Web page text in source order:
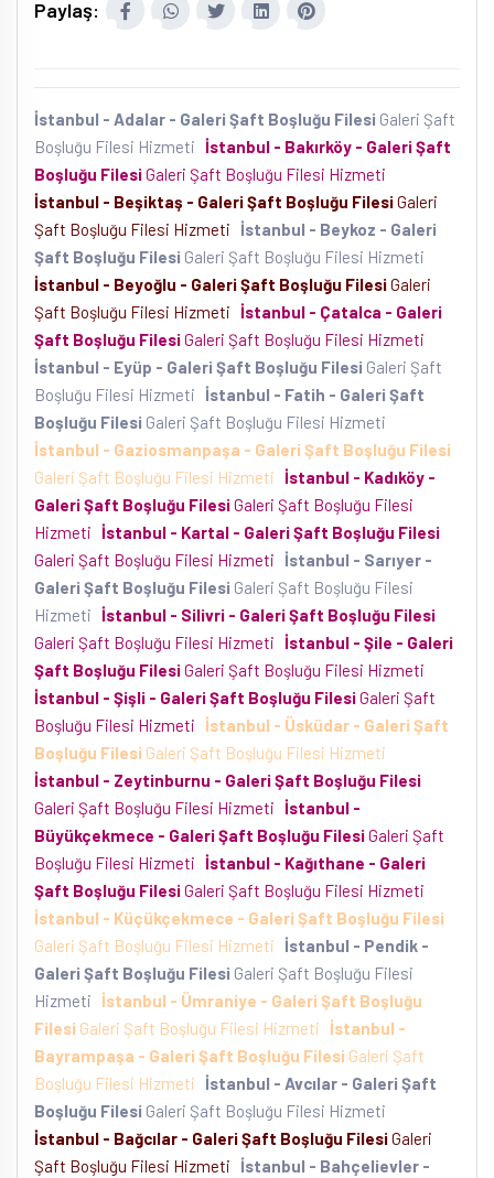
Paylaş:
İstanbul - Adalar - Galeri Şaft Boşluğu Filesi Galeri Şaft
Boşluğu Filesi Hizmeti İstanbul - Bakırköy - Galeri Şaft
Boşluğu FilesiGaleri Şaft Boşluğu Filesi Hizmeti
İstanbul - Beşiktaş - Galeri Şaft Boşluğu FilesiGaleri
Şaft Boşluğu Filesi Hizmeti
İstanbul - Beykoz - Galeri
Şaft Boşluğu Filesi Galeri Şaft Boşluğu Filesi Hizmeti
İstanbul - Beyoğlu - Galeri Şaft Boşluğu FilesiGaleri
Şaft Boşluğu Filesi Hizmeti İstanbul - Çatalca - Galeri
Şaft Boşluğu FilesiGaleri Şaft Boşluğu Filesi Hizmeti
İstanbul - Eyüp - Galeri Şaft Boşluğu Filesi Galeri Şaft
Boşluğu Filesi Hizmeti
İstanbul - Fatih - Galeri Şaft
Boşluğu Filesi Galeri Şaft Boşluğu Filesi Hizmeti
İstanbul - Gaziosmanpaşa - Galeri Şaft Boşluğu Filesi
Galeri Şaft Boşluğu Filesi Hizmeti İstanbul - Kadıköy -
Galeri Şaft Boşluğu FilesiGaleri Şaft Boşluğu Filesi
Hizmeti İstanbul - Kartal - Galeri Şaft Boşluğu Filesi
Galeri Şaft Boşluğu Filesi Hizmeti
İstanbul - Sarıyer -
Galeri Şaft Boşluğu Filesi Galeri Şaft Boşluğu Filesi
Hizmeti İstanbul - Silivri - Galeri Şaft Boşluğu Filesi
Galeri Şaft Boşluğu Filesi Hizmeti İstanbul - Şile - Galeri
Şaft Boşluğu FilesiGaleri Şaft Boşluğu Filesi Hizmeti
İstanbul - Şişli - Galeri Şaft Boşluğu FilesiGaleri Şaft
Boşluğu Filesi Hizmeti
İstanbul - Üsküdar - Galeri Şaft
Boşluğu Filesi Galeri Şaft Boşluğu Filesi Hizmeti
İstanbul - Zeytinburnu - Galeri Şaft Boşluğu Filesi
Galeri Şaft Boşluğu Filesi Hizmeti İstanbul -
Büyükçekmece - Galeri Şaft Boşluğu FilesiGaleri Şaft
Boşluğu Filesi Hizmeti İstanbul - Kağıthane - Galeri
Şaft Boşluğu FilesiGaleri Şaft Boşluğu Filesi Hizmeti
İstanbul - Küçükçekmece - Galeri Şaft Boşluğu Filesi
Galeri Şaft Boşluğu Filesi Hizmeti
İstanbul - Pendik -
Galeri Şaft Boşluğu Filesi Galeri Şaft Boşluğu Filesi
Hizmeti
İstanbul - Ümraniye - Galeri Şaft Boşluğu
Filesi Galeri Şaft Boşluğu Filesi Hizmeti
İstanbul -
Bayrampaşa - Galeri Şaft Boşluğu Filesi Galeri Şaft
Boşluğu Filesi Hizmeti
İstanbul - Avcılar - Galeri Şaft
Boşluğu Filesi Galeri Şaft Boşluğu Filesi Hizmeti
İstanbul - Bağcılar - Galeri Şaft Boşluğu FilesiGaleri
Şaft Boşluğu Filesi Hizmeti
İstanbul - Bahçelievler -